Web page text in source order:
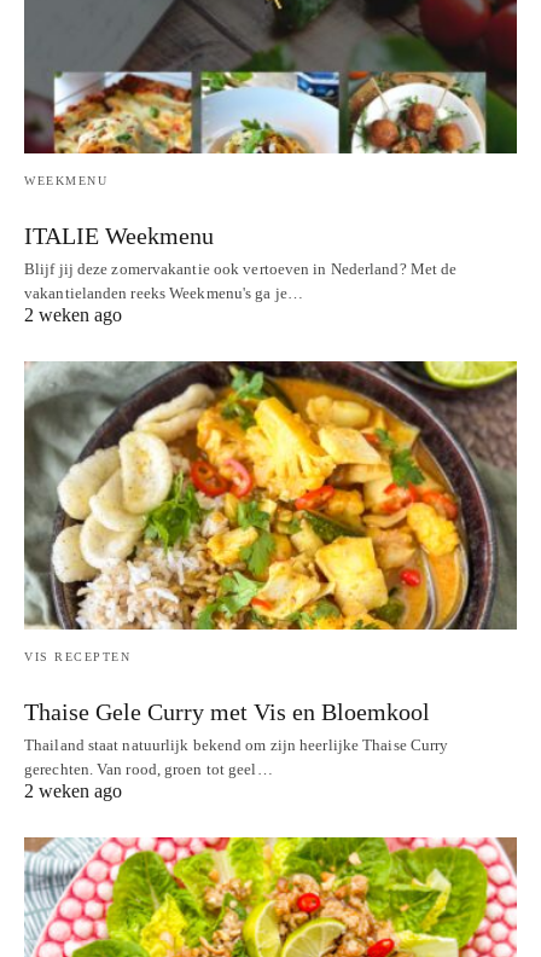
WEEKMENU
ITALIE Weekmenu
Blijf jij deze zomervakantie ook vertoeven in Nederland? Met de
vakantielanden reeks Weekmenu's ga je…
2 weken ago
VIS RECEPTEN
Thaise Gele Curry met Vis en Bloemkool
Thailand staat natuurlijk bekend om zijn heerlijke Thaise Curry
gerechten. Van rood, groen tot geel…
2 weken ago